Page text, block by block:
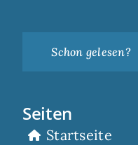
Schon gelesen?
Seiten
Startseite